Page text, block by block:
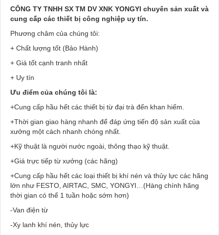
CÔNG TY TNHH SX TM DV XNK YONGYI chuyên sản xuất và
cung cấp các thiết bị công nghiệp uy tín.
Phương châm của chúng tôi:
+ Chất lượng tốt (Bảo Hành)
+ Giá tốt cạnh tranh nhất
+ Uy tín
Ưu điểm của chúng tôi là:
+Cung cấp hầu hết các thiết bị từ đại trà đến khan hiếm.
+Thời gian giao hàng nhanh để đáp ứng tiến độ sản xuất của
xưởng một cách nhanh chóng nhất.
+Kỹ thuật là người nước ngoài, thông thạo kỹ thuật.
+Giá trực tiếp từ xưởng (các hãng)
+Cung cấp hầu hết các loại thiết bị khí nén và thủy lực các hãng
lớn như FESTO, AIRTAC, SMC, YONGYI…(Hàng chính hãng
thời gian có thể 1 tuần hoặc sớm hơn)
-Van điện từ
-Xy lanh khí nén, thủy lực